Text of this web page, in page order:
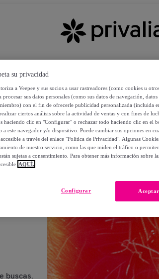
buscas.
su privacidad
a Veepee y sus socios a usar rastreadores (como cookies u
procesar sus datos personales (como sus datos de navegación,
con el fin de ofrecerle publicidad personalizada (incluida
ciertos análisis sobre la actividad de ventas y con fines de
haciendo clic en "Configurar" o rechazar todo haciendo clic en el
a este navegador y/o dispositivo. Puede cambiar sus opciones en
a través del enlace "Política de Privacidad". Algunas
de nuestro servicio, como las que miden el tráfico o
sujetas a consentimiento. Para obtener más información sobre
AQUÍ.
Aceptar
Configurar